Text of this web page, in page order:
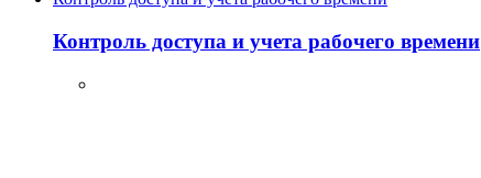
Контроль доступа и учета рабочего времени